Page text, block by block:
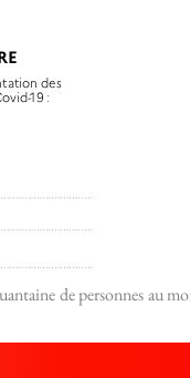
de personnes au